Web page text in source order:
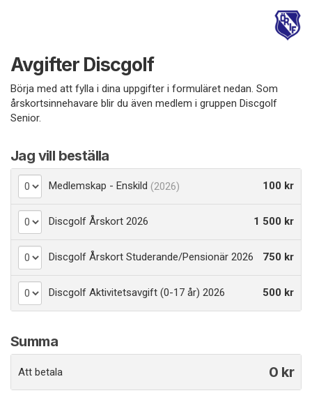
Avgifter Discgolf
Börja med att fylla i dina uppgifter i formuläret nedan. Som
årskortsinnehavare blir du även medlem i gruppen Discgolf
Senior.
Jag vill beställa
Medlemskap - Enskild (2026) 100 kr
Discgolf Årskort 2026 1 500 kr
Discgolf Årskort Studerande/Pensionär 2026 750 kr
Discgolf Aktivitetsavgift (0-17 år) 2026 500 kr
Summa
Att betala 0 kr